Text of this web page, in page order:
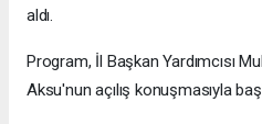
aldı.
Program, İl Başkan Yardımcısı
Aksu'nun açılış konuşmasıyla